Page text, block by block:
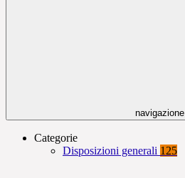
navigazione
Categorie
Disposizioni generali 125